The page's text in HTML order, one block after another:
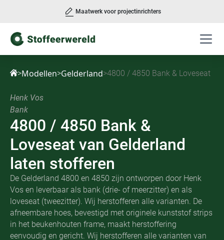
Maatwerk voor projectinrichters
>Modellen>Gelderland>4800 / 4850 Bank & Loveseat
Henk Vos
Bank
4800 / 4850 Bank &
Loveseat van Gelderland
laten stofferen
De Gelderland 4800 en 4850 zijn ontworpen door Henk
Vos en leverbaar als bank (drie- of meerzitter) en als
loveseat (tweezitter). Wij herstofferen alle varianten. De
afneembare hoes, bevestigd met originele kunststof strips
in het beukenhouten frame, maakt herstoffering
eenvoudig en gericht. Wij herstofferen alle varianten van